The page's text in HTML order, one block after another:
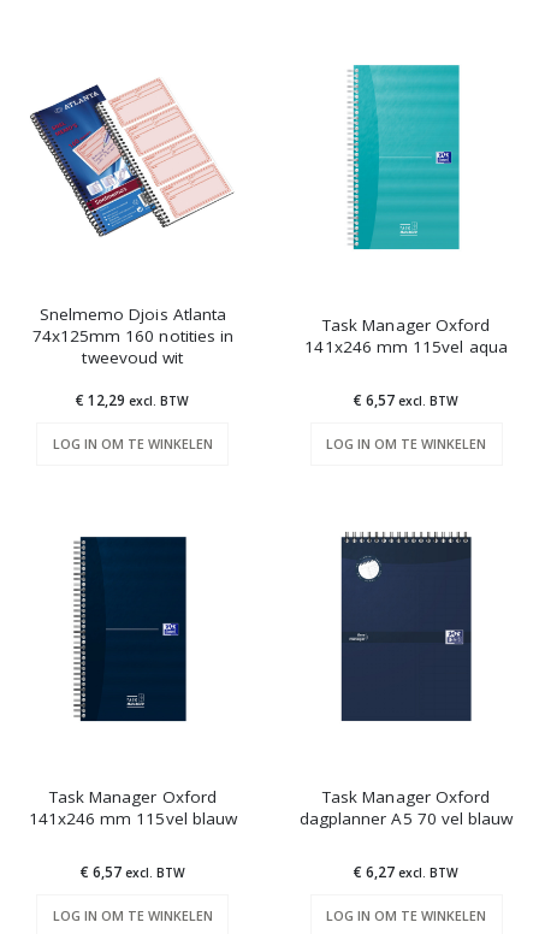
Snelmemo Djois Atlanta
74x125mm 160 notities in
tweevoud wit
€ 12,29excl. BTW
LOG IN OM TE WINKELEN
Task Manager Oxford
141x246 mm 115vel aqua
€ 6,57excl. BTW
LOG IN OM TE WINKELEN
Task Manager Oxford
141x246 mm 115vel blauw
€ 6,57 excl. BTW
LOG IN OM TE WINKELEN
Task Manager Oxford
dagplanner A5 70 vel blauw
€ 6,27excl. BTW
LOG IN OM TE WINKELEN